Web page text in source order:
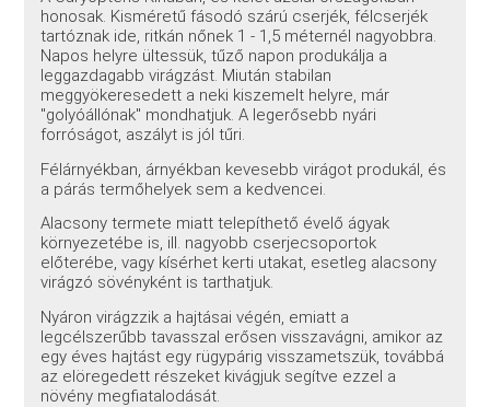
honosak. Kisméretű fásodó szárú cserjék, félcserjék
tartóznak ide, ritkán nőnek 1 - 1,5 méternél nagyobbra.
Napos helyre ültessük, tűző napon produkálja a
leggazdagabb virágzást. Miután stabilan
meggyökeresedett a neki kiszemelt helyre, már
"golyóállónak" mondhatjuk. A legerősebb nyári
forróságot, aszályt is jól tűri.
Félárnyékban, árnyékban kevesebb virágot produkál, és
a párás termőhelyek sem a kedvencei.
Alacsony termete miatt telepíthető évelő ágyak
környezetébe is, ill. nagyobb cserjecsoportok
előterébe, vagy kísérhet kerti utakat, esetleg alacsony
virágzó sövényként is tarthatjuk.
Nyáron virágzzik a hajtásai végén, emiatt a
legcélszerűbb tavasszal erősen visszavágni, amikor az
egy éves hajtást egy rügypárig visszametszük, továbbá
az elöregedett részeket kivágjuk segítve ezzel a
növény megfiatalodását.